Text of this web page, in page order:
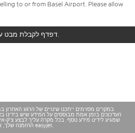
to or from Basel Airport. Please allow
דפדף לקבלת מבט על/מבט רחב יותר של המפה.
במקרים מסוימים ייתכנו שינויים של הרגע
העדכונים בזמן אמת מבוססים על המידע שיש בידינו
שמגיע לידינו מידע נוסף. בכל מקרה עליך לבצע צ'ק-
ההזמנה שלך, אלא אם קיבלת הוראה אחרת על ידי easyjet.